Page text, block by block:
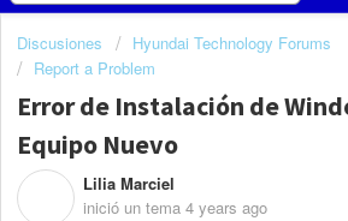
Discusiones
Hyundai Technology Forums
Report a Problem
Error de Instalación de
Equipo Nuevo
Lilia Marciel
inició un tema 4 years ago